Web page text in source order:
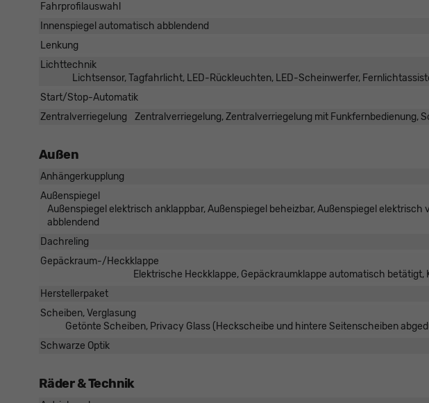
Fahrprofilauswahl
Innenspiegel automatisch abblendend
Lenkung
Lichttechnik
Lichtsensor, Tagfahrlicht, LED-Rückleuchten, LED-Scheinwerfer,
Start/Stop-Automatik
Zentralverriegelung
Zentralverriegelung, Zentralverriegelung mit Funkfernbedienung,
Außen
Anhängerkupplung
Außenspiegel
Außenspiegel elektrisch anklappbar, Außenspiegel beheizbar, Außenspiegel
abblendend
Dachreling
Gepäckraum-/Heckklappe
Elektrische Heckklappe, Gepäckraumklappe automatisch
Herstellerpaket
Scheiben, Verglasung
Getönte Scheiben, Privacy Glass (Heckscheibe und hintere Seitenscheiben
Schwarze Optik
Räder & Technik